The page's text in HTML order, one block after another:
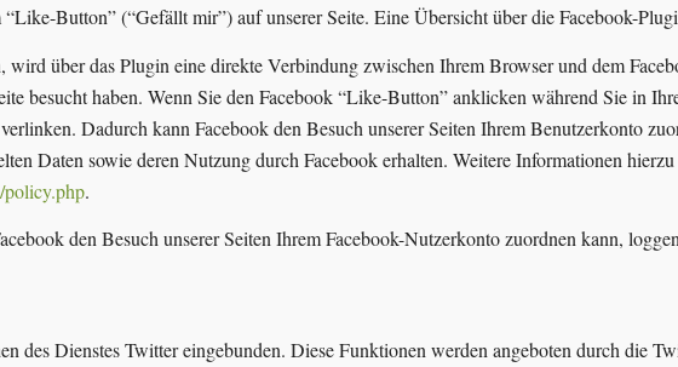
Button” (“Gefällt mir”) auf unserer Seite. Eine Übersicht über die Facebook-
wird über das Plugin eine direkte Verbindung zwischen Ihrem Browser und dem
besucht haben. Wenn Sie den Facebook “Like-Button” anklicken während Sie in
Dadurch kann Facebook den Besuch unserer Seiten Ihrem Benutzerkonto
Daten sowie deren Nutzung durch Facebook erhalten. Weitere Informationen
policy.php.
den Besuch unserer Seiten Ihrem Facebook-Nutzerkonto zuordnen kann,
des Dienstes Twitter eingebunden. Diese Funktionen werden angeboten durch die